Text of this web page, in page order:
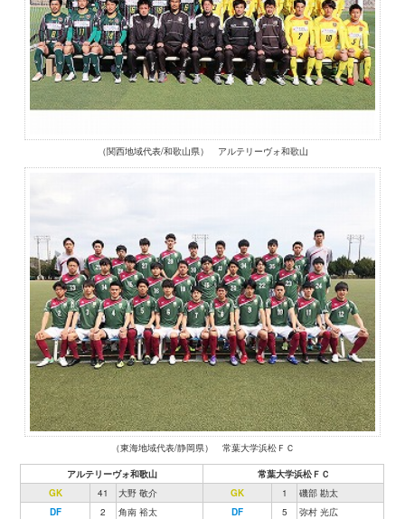
（関西地域代表/和歌山県） アルテリーヴォ和歌山
（東海地域代表/静岡県） 常葉大学浜松ＦＣ
アルテリーヴォ和歌山
常葉大学浜松ＦＣ
GK
41 大野 敬介 GK 1
磯部 勘太
DF
2 角南 裕太 DF 5
弥村 光広